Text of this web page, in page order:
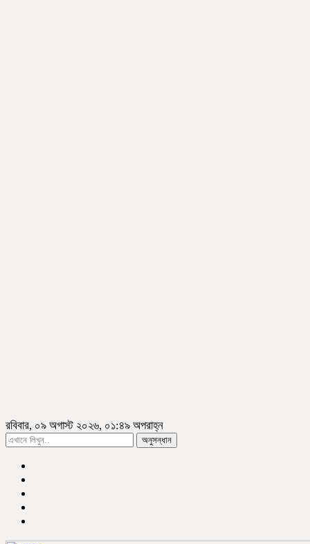
রবিবার, ০৯ অগাস্ট ২০২৬, ০১:৪৯ অপরাহ্ন
অনুসন্ধান